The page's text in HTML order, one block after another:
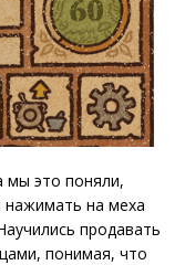
мы это поняли,
нажимать на меха
продавать
понимая, что